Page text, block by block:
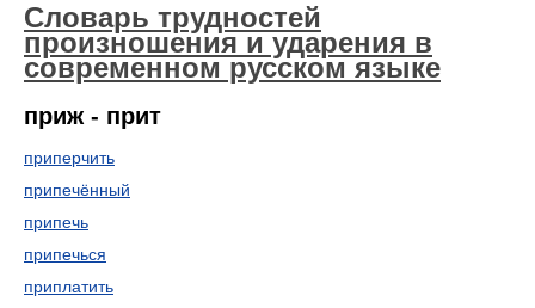
Словарь трудностей
произношения и ударения в
современном русском языке
приж - прит
приперчить
припечённый
припечь
припечься
приплатить